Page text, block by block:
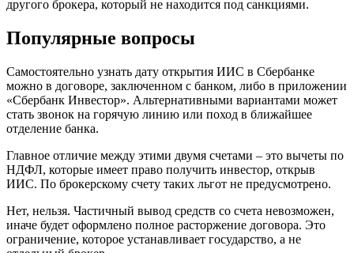
другого брокера, который не находится под санкциями.
Популярные вопросы
Самостоятельно узнать дату открытия ИИС в Сбербанке
можно в договоре, заключенном с банком, либо в приложении
«Сбербанк Инвестор». Альтернативными вариантами может
стать звонок на горячую линию или поход в ближайшее
отделение банка.
Главное отличие между этими двумя счетами – это вычеты по
НДФЛ, которые имеет право получить инвестор, открыв
ИИС. По брокерскому счету таких льгот не предусмотрено.
Нет, нельзя. Частичный вывод средств со счета невозможен,
иначе будет оформлено полное расторжение договора. Это
ограничение, которое устанавливает государство, а не